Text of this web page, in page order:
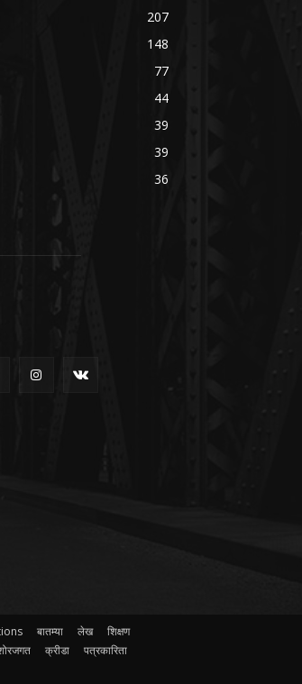
207
148
77
44
39
39
36
बातम्या लेख
शिक्षण
क्रीडा
पत्रकारिता